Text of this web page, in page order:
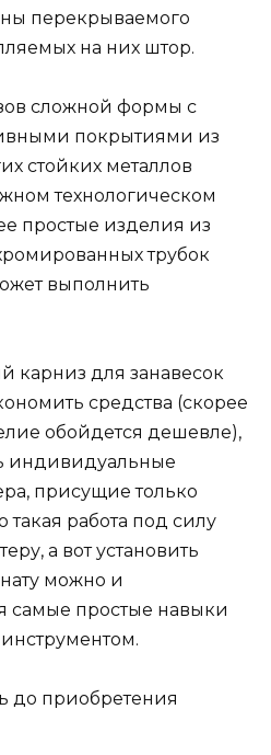
перекрываемого
на них штор.
сложной формы с
покрытиями из
стойких металлов
технологическом
простые изделия из
трубок
выполнить
карниз для занавесок
средства (скорее
обойдется дешевле),
индивидуальные
присущие только
работа под силу
а вот установить
можно и
самые простые навыки
до приобретения